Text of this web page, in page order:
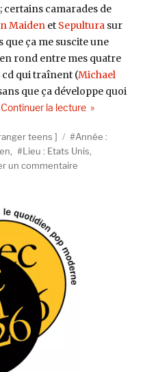
certains camarades de
Maidenet Sepulturasur
que ça me suscite une
rond entre mes quatre
cd qui traînent (Michael
que ça développe quoi
Continuer la lecturede «
teens Étiquettes
Année :
Lieu : Etats Unis
un commentaire